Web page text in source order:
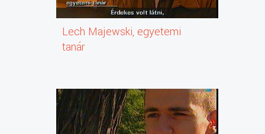
Lech Majewski, egyetemi
tanár